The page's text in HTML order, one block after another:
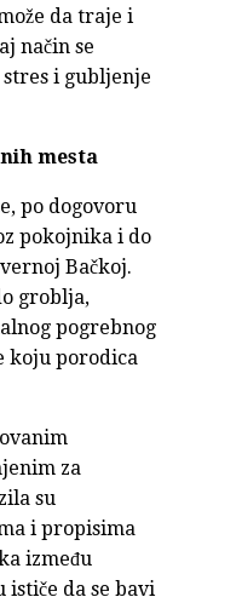
da traje i
način se
i gubljenje
mesta
po dogovoru
pokojnika i do
Bačkoj.
groblja,
pogrebnog
koju porodica
za
su
i propisima
između
ističe da se bavi